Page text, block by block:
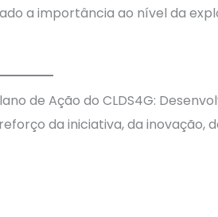
a importância ao nível da
de Ação do CLDS4G:
da iniciativa, da inovação,